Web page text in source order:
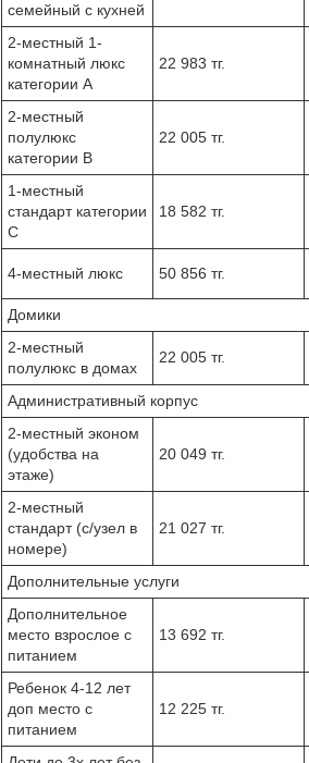
семейный с кухней
2-местный 1-
комнатный люкс
категории А
22 983 тг.
2-местный
полулюкс
категории B
22 005 тг.
1-местный
стандарт категории
С
18 582 тг.
4-местный люкс 50 856 тг.
Домики
2-местный
полулюкс в домах
22 005 тг.
Административный корпус
2-местный эконом
(удобства на
этаже)
20 049 тг.
2-местный
стандарт (с/узел в
номере)
21 027 тг.
Дополнительные услуги
Дополнительное
место взрослое с
питанием
13 692 тг.
Ребенок 4-12 лет
доп место с
питанием
12 225 тг.